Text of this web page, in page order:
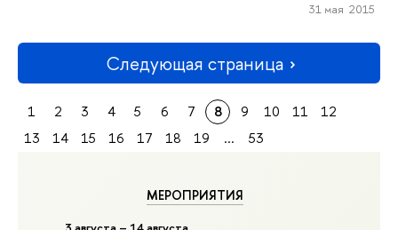
МЕРОПРИЯТИЯ
31 мая 2015
Следующая страница
1 2 3 4 5 6 7 8 9 10 11
12
13
14 15 16 17 18 19 ... 53